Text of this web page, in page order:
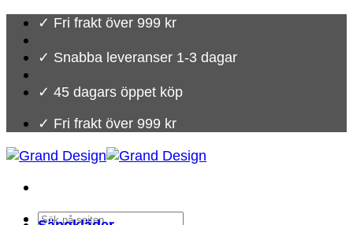
Skip
content
✓ Fri frakt över 999 kr
✓ Snabba leveranser 1-3 dagar
✓ 45 dagars öppet köp
✓ Fri frakt över 999 kr
Products